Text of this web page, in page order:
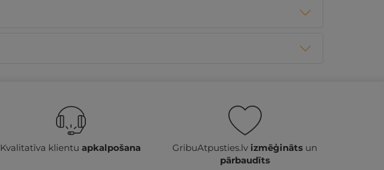
Kvalitatīva klientuapkalpošana GribuAtpusties.lv izmēģināts un
pārbaudīts